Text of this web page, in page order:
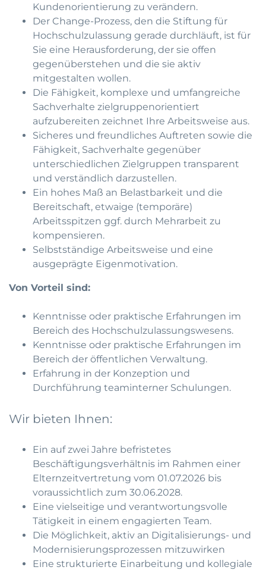
Kundenorientierung zu verändern.
Der Change-Prozess, den die Stiftung für
Hochschulzulassung gerade durchläuft, ist für
Sie eine Herausforderung, der sie offen
gegenüberstehen und die sie aktiv
mitgestalten wollen.
Die Fähigkeit, komplexe und umfangreiche
Sachverhalte zielgruppenorientiert
aufzubereiten zeichnet Ihre Arbeitsweise aus.
Sicheres und freundliches Auftreten sowie die
Fähigkeit, Sachverhalte gegenüber
unterschiedlichen Zielgruppen transparent
und verständlich darzustellen.
Ein hohes Maß an Belastbarkeit und die
Bereitschaft, etwaige (temporäre)
Arbeitsspitzen ggf. durch Mehrarbeit zu
kompensieren.
Selbstständige Arbeitsweise und eine
ausgeprägte Eigenmotivation.
Von Vorteil sind:
Kenntnisse oder praktische Erfahrungen im
Bereich des Hochschulzulassungswesens.
Kenntnisse oder praktische Erfahrungen im
Bereich der öffentlichen Verwaltung.
Erfahrung in der Konzeption und
Durchführung teaminterner Schulungen.
Wir bieten Ihnen:
Ein auf zwei Jahre befristetes
Beschäftigungsverhältnis im Rahmen einer
Elternzeitvertretung vom 01.07.2026 bis
voraussichtlich zum 30.06.2028.
Eine vielseitige und verantwortungsvolle
Tätigkeit in einem engagierten Team.
Die Möglichkeit, aktiv an Digitalisierungs- und
Modernisierungsprozessen mitzuwirken
Eine strukturierte Einarbeitung und kollegiale